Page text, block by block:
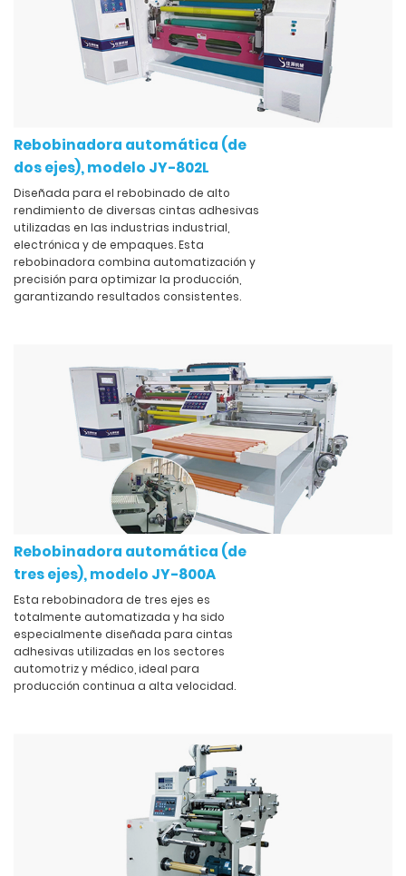
Rebobinadora automática (de
dos ejes), modelo JY-802L
Diseñada para el rebobinado de alto
rendimiento de diversas cintas adhesivas
utilizadas en las industrias industrial,
electrónica y de empaques. Esta
rebobinadora combina automatización y
precisión para optimizar la producción,
garantizando resultados consistentes.
Rebobinadora automática (de
tres ejes), modelo JY-800A
Esta rebobinadora de tres ejes es
totalmente automatizada y ha sido
especialmente diseñada para cintas
adhesivas utilizadas en los sectores
automotriz y médico, ideal para
producción continua a alta velocidad.